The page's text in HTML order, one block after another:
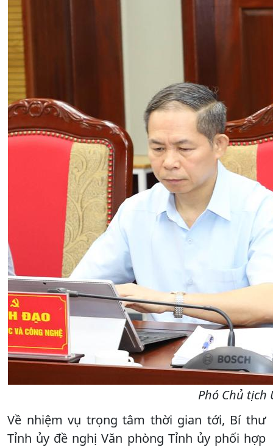
Phó Chủ tịch
Về nhiệm vụ trọng tâm thời gian tới, Bí thư
Tỉnh ủy đề nghị Văn phòng Tỉnh ủy phối hợp